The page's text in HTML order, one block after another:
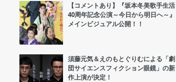
【コメントあり】『坂本冬美歌手生活
40周年記念公演～今日から明日へ～』
メインビジュアル公開！！
須藤元気＆えのもとぐりむによる「劇
団サイエンスフィクション眼鏡」の新
作上演が決定！